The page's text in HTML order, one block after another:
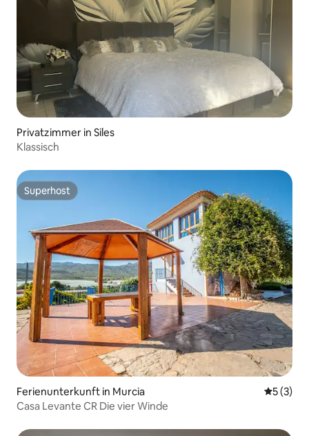
Privatzimmer in Siles
Klassisch
Superhost
Superhost
Ferienunterkunft in Murcia
5 (3)
Casa Levante CR Die vier Winde